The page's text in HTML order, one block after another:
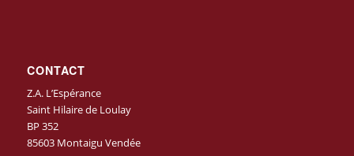
CONTACT
Z.A. L’Espérance
Saint Hilaire de Loulay
BP 352
85603 Montaigu Vendée